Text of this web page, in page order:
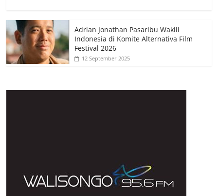
Adrian Jonathan Pasaribu Wakili
Indonesia di Komite Alternativa Film
Festival 2026
12 September 2025